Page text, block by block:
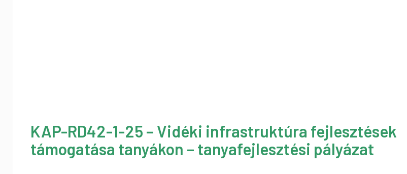
KAP-RD42-1-25 – Vidéki infrastruktúra fejlesztések
támogatása tanyákon – tanyafejlesztési pályázat